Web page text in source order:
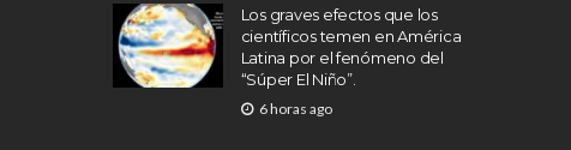
Los graves efectos que los
científicos temen en América
Latina por el fenómeno del
“Súper El Niño”.
6 horas ago